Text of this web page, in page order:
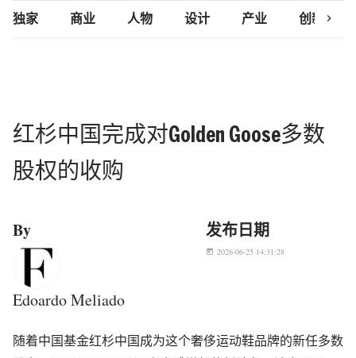
独家 商业 人物 设计 产业 创新研究
chevron_right
红杉中国完成对Golden Goose多数
股权的收购
By
Edoardo Meliado
发布日期
today 2026-06-25 14:31:28
随着中国基金红杉中国成为这个奢侈运动鞋品牌的新任多数